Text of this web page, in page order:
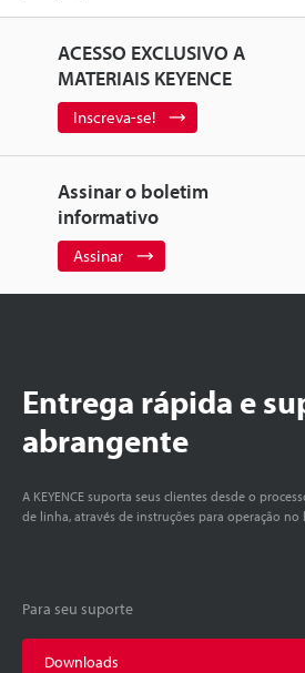
ACESSO EXCLUSIVO A
MATERIAIS KEYENCE
Inscreva-se!
Assinar o boletim
informativo
Assinar
Entrega rápida e
abrangente
A KEYENCE suporta seus clientes desde o
de linha, através de instruções para operação
Para seu suporte
Downloads